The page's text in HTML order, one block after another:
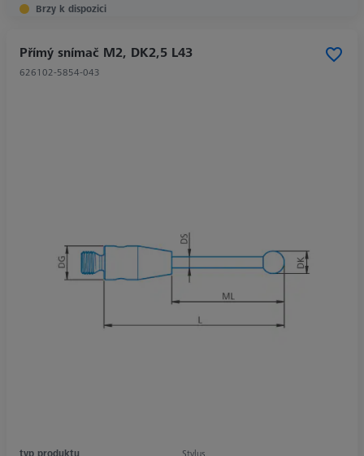
Brzy k dispozici
Přímý snímač M2, DK2,5 L43
626102-5854-043
typ produktu Stylus